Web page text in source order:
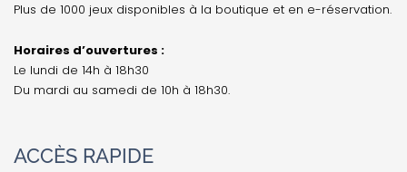
Plus de 1000 jeux disponibles à la boutique et en e-réservation.
Horaires d’ouvertures :
Le lundi de 14h à 18h30
Du mardi au samedi de 10h à 18h30.
ACCÈS RAPIDE